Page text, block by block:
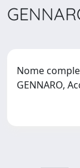
Nome
GENNARO,